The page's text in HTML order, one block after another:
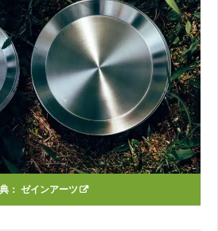
： ゼインアーツ